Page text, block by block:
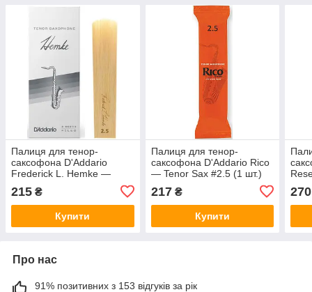
Палиця для тенор-
саксофона D'Addario
Frederick L. Hemke —
215 ₴
Купити
Палиця для тенор-
саксофона D'Addario Rico
— Tenor Sax #2.5 (1 шт.)
217₴
Купити
270
Про нас
91% позитивних з 153 відгуків за рік